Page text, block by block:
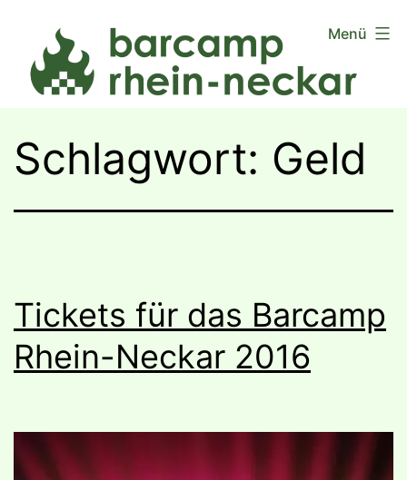
Inhalt
springen
Menü
Schlagwort: Geld
Tickets für das Barcamp
Rhein-Neckar 2016